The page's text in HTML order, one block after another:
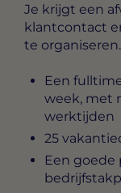
Je krijgt een
klantcontact
te organiseren.
Een
week, met
werktijden
25
Een goede